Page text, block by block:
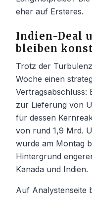
eher auf Ersteres.
Indien-Deal
bleiben
Trotz der
Woche einen
Vertragsabschluss:
zur Lieferung von
für dessen
von rund 1,9 Mrd.
wurde am Montag
Hintergrund
Kanada und Indien.
Auf Analystenseite